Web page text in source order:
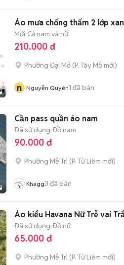
Áo mưa chống thấm 2 lớp
Mới Cả nam và nữ
210.000 đ
Phường Đại Mỗ (P. Tây Mỗ mới)
n Nguyễn Quyên1 đã bán
Cần pass quần áo nam
Đã sử dụng Đồ nam
90.000 đ
Phường Mễ Trì (P. Từ Liêm mới)
Khagg3 đã bán
Áo kiểu Havana Nữ Trễ vai
Đã sử dụng Đồ nữ
65.000 đ
Phường Mễ Trì (P. Từ Liêm mới)